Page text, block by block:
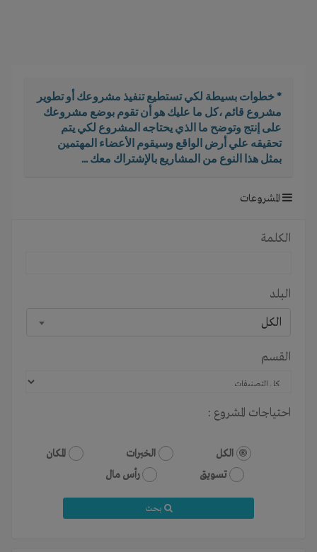
n
* خطوات بسيطة لكي تستطيع تنفيذ مشروعك أو تطوير
مشروع قائم ،كل ما عليك هو أن تقوم بوضع مشروعك
على إنتج وتوضح ما الذي يحتاجه المشروع لكي يتم
تحقيقه علي أرض الواقع وسيقوم الأعضاء المهتمين
بمثل هذا النوع من المشاريع بالإشتراك معك ...
المشروعات
الكلمة
البلد
الكل
القسم
احتياجات المشروع :
الكل الخبرات
المكان
تسويق
رأس مال